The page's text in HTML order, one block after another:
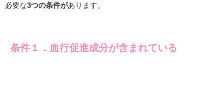
必要な3つの条件があります。
条件１． 血行促進成分が含まれている